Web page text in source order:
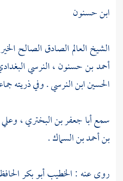
ابن حسنون
الشيخ العالم الصادق الصالح
أحمد بن حسنون ، النرسي
الحسين ابن النرسي. وفي ذريته
سمعأبا جعفر بن البختري،
بن أحمد بن السماك.
روى عنه :الخطيب أبو بكر